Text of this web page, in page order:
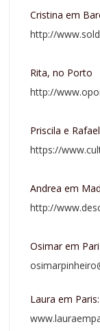
Cristina em
http://
Rita, no Porto
http://
Priscila e
https://
Andrea em
http://
Osimar em
Laura em Paris: